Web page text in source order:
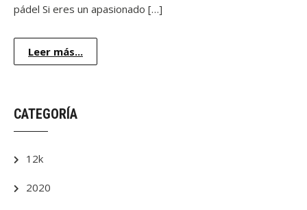
pádel Si eres un apasionado […]
Leer más...
CATEGORÍA
12k
2020